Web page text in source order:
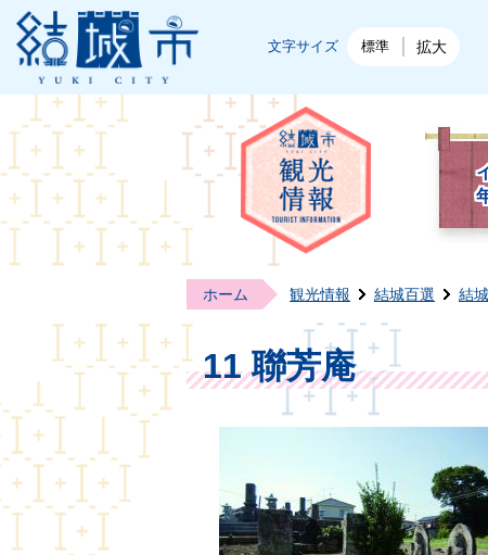
結城市公式ホームページ
文字サイズ 標準 拡大
ホーム 観光情報 結城百選 結
11 聯芳庵